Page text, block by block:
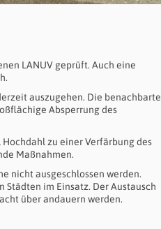
LANUV geprüft. Auch eine
auszugehen. Die benachbarte
Absperrung des
zu einer Verfärbung des
Maßnahmen.
nicht ausgeschlossen werden.
Städten im Einsatz. Der Austausch
über andauern werden.